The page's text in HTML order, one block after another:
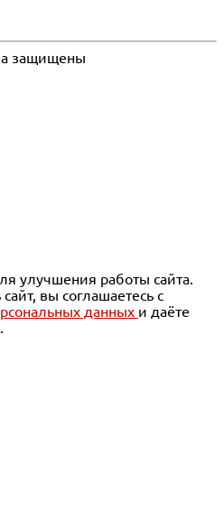
защищены
улучшения работы сайта.
вы соглашаетесь с
данных и даёте